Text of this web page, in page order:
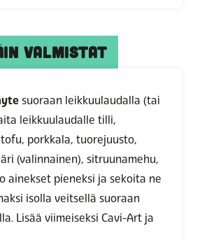
VALMISTAT
suoraan leikkuulaudalla (tai
leikkuulaudalle tilli,
porkkala, tuorejuusto,
(valinnainen), sitruunamehu,
ainekset pieneksi ja sekoita ne
isolla veitsellä suoraan
Lisää viimeiseksi Cavi-Art ja